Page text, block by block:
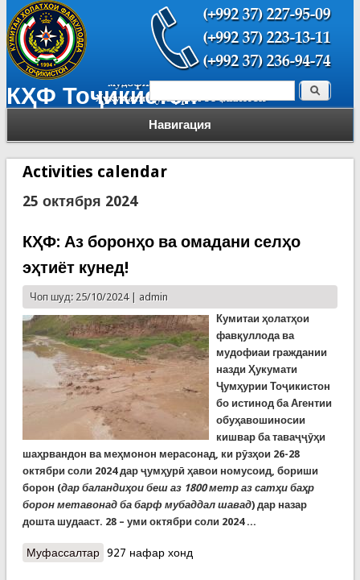
КҲФ Тоҷикистон
Навигация
Форма поиска Поиск
Activities calendar
25 октября 2024
КҲФ: Аз боронҳо ва омадани селҳо
эҳтиёт кунед!
Чоп шуд: 25/10/2024 | admin
Кумитаи ҳолатҳои
фавқуллода ва
мудофиаи граждании
назди Ҳукумати
Ҷумҳурии Тоҷикистон
бо истинод ба Агентии
обуҳавошиносии
кишвар ба таваҷҷӯҳи
шаҳрвандон ва меҳмонон мерасонад, ки рӯзҳои 26-28
октябри соли 2024 дар ҷумҳурӣ ҳавои номусоид, бориши
борон (дар баландиҳои беш аз 1800 метр аз сатҳи баҳр
борон метавонад ба барф мубаддал шавад) дар назар
дошта шудааст. 28 – уми октябри соли 2024 ...
Муфассалтаро КҲФ: Аз боронҳо ва омадани селҳо эҳтиёт
927 нафар хонд